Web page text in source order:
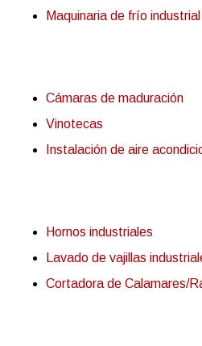
Maquinaria de frío industrial
Cámaras de maduración
Vinotecas
Instalación de aire
Hornos industriales
Lavado de vajillas
Cortadora de Calamares/